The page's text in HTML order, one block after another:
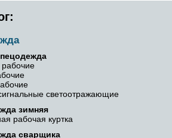
светоотражающие
зимняя
рабочая куртка
сварщика